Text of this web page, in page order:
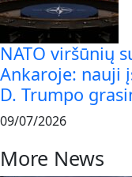
NATO viršūnių
Ankaroje: nauji
D. Trumpo
09/07/2026
More News